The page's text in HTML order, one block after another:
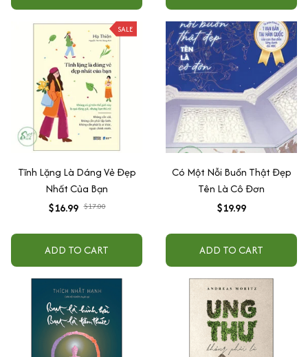
SALE
Tĩnh Lặng Là Dáng Vẻ Đẹp
Nhất Của Bạn
$16.99 $17.00
ADD TO CART
Có Một Nỗi Buồn Thật Đẹp
Tên Là Cô Đơn
$19.99
ADD TO CART